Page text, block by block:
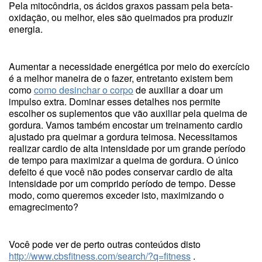
Pela mitocôndria, os ácidos graxos passam pela beta-
oxidação, ou melhor, eles são queimados pra produzir
energia.
Aumentar a necessidade energética por meio do exercício
é a melhor maneira de o fazer, entretanto existem bem
comocomo desinchar o corpode auxiliar a doar um
impulso extra. Dominar esses detalhes nos permite
escolher os suplementos que vão auxiliar pela queima de
gordura. Vamos também encostar um treinamento cardio
ajustado pra queimar a gordura teimosa. Necessitamos
realizar cardio de alta intensidade por um grande período
de tempo para maximizar a queima de gordura. O único
defeito é que você não podes conservar cardio de alta
intensidade por um comprido período de tempo. Desse
modo, como queremos exceder isto, maximizando o
emagrecimento?
Você pode ver de perto outras conteúdos disto
http://www.cbsfitness.com/search/?q=fitness .